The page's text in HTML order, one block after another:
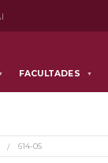
FACULTADES ▼
614-05